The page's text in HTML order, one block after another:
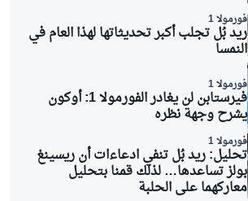
فورمولا 1
ريد بُل تجلب أكبر تحديثاتها لهذا العام في
النمسا
فورمولا 1
فيرستابن لن يغادر الفورمولا 1: أوكون
يشرح وجهة نظره
فورمولا 1
تحليل: ريد بُل تنفي ادعاءات أن ريسينغ
بولز تساعدها… لذلك قمنا بتحليل
معاركهما على الحلبة